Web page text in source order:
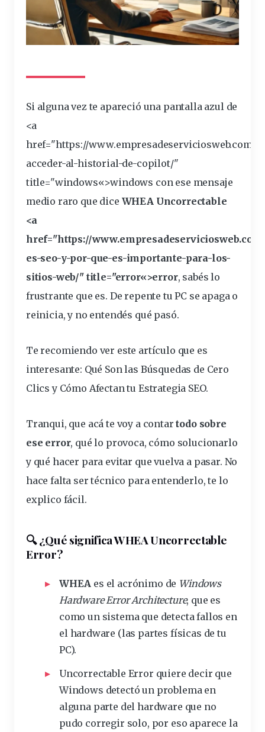
Si alguna vez te apareció una pantalla azulde
<a
href="https://www.empresadeserviciosweb.com/
acceder-al-historial-de-copilot/"
title="windows«>windows con ese mensaje
medio raro que dice WHEA Uncorrectable
<a
href="https://
es-seo-y-por-que-es-importante-para-los-
sitios-web/" title="error«>error, sabés lo
frustrante que es. De repente tu PC se apaga o
reinicia, y no entendés qué pasó.
Te recomiendo ver este artículo que es
interesante: Qué Son las Búsquedas de Cero
Clics y Cómo Afectan tu Estrategia SEO.
Tranqui, que acá te voy a contartodo sobre
ese error, qué lo provoca, cómo solucionarlo
y qué hacer para evitar quevuelva a pasar. No
hace falta sertécnico para entenderlo, te lo
explico fácil.
🔍 ¿Qué significa WHEA Uncorrectable
Error?
WHEA es el acrónimo de Windows
Hardware Error Architecture, que es
como un sistema que detectafallos en
el hardware (las partes físicas de tu
PC).
Uncorrectable Error quiere decir que
Windows detectó un problemaen
alguna parte del hardware que no
pudo corregir solo, por eso aparece la